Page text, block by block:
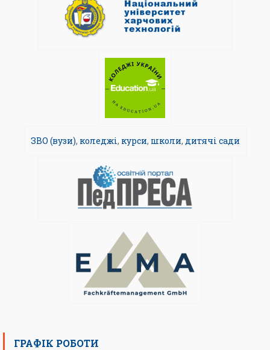
ЗВО (вузи), коледжі, курси, школи, дитячі сади
ГРАФІК РОБОТИ